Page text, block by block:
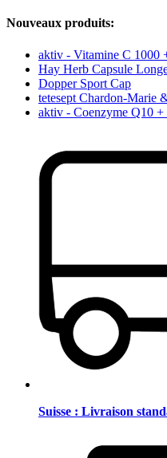
Nouveaux produits:
aktiv - Vitamine C 1000
Hay Herb Capsule
Dopper Sport Cap
tetesept Chardon-Marie
aktiv - Coenzyme Q10
Suisse : Livraison